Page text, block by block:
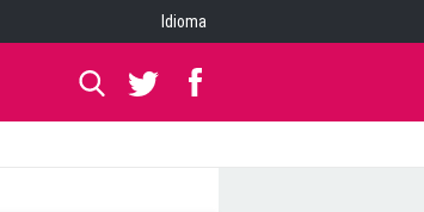
Idioma